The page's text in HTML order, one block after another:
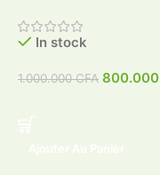
In stock
1.000.000CFA 800.000